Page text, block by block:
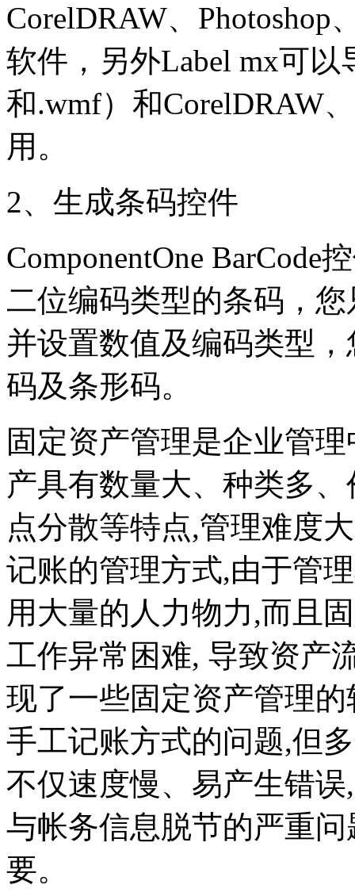
CorelDRAW、
软件，另外Label mx可
和.wmf）和CorelDRAW
用。
2、生成条码控件
ComponentOne BarCode
二位编码类型的条码，
并设置数值及编码类型
码及条形码。
固定资产管理是企业管
产具有数量大、种类多
点分散等特点,管理难度
记账的管理方式,由于管
用大量的人力物力,而且
工作异常困难, 导致资产
现了一些固定资产管理
手工记账方式的问题,但
不仅速度慢、易产生错
与帐务信息脱节的严重
要。